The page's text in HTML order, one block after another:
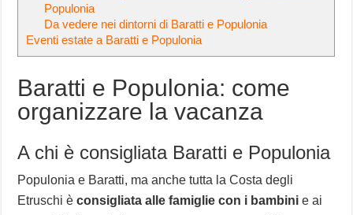
Populonia
Da vedere nei dintorni di Baratti e Populonia
Eventi estate a Baratti e Populonia
Baratti e Populonia: come
organizzare la vacanza
A chi è consigliata Baratti e Populonia
Populonia e Baratti, ma anche tutta la Costa degli
Etruschi èconsigliata alle famiglie con i bambini e ai